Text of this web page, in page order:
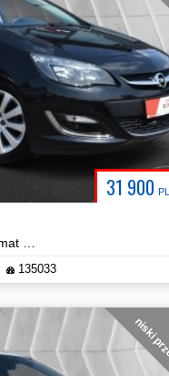
31 900
135033
niski